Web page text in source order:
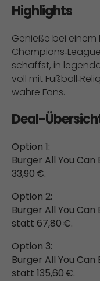
Highlights
Genieße bei einem
schaffst, in
voll mit
wahre Fans.
Deal-
Option 1:
Burger All You Can
33,90 €.
Option 2:
Burger All You
statt 67,80 €.
Option 3:
Burger All You
statt 135,60 €.